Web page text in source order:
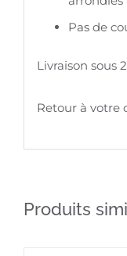
Pas de
Livraison sous
Retour à votre
Produits